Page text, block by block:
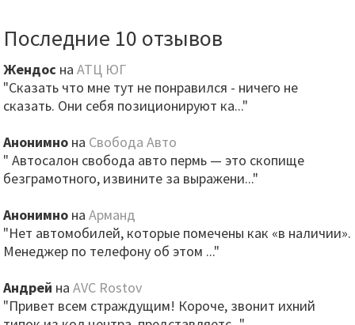
Последние 10 отзывов
Жендос наАТЦ ЮГ
"Сказать что мне тут не понравился - ничего не
сказать. Они себя позиционируют ка..."
Анонимно на Свобода Авто
" Автосалон свобода авто пермь — это скопище
безграмотного, извините за выражени..."
Анонимно наАрманд
"Нет автомобилей, которые помечены как «в наличии».
Менеджер по телефону об этом ..."
Андрей наAVC Rostov
"Привет всем страждущим! Короче, звонит ихний